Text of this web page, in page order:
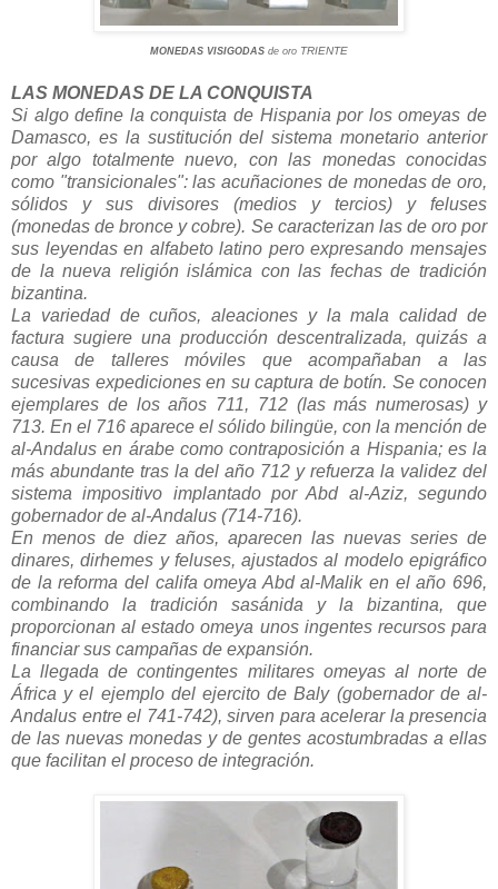
MONEDAS VISIGODAS de oro TRIENTE
LAS MONEDAS DE LA CONQUISTA
Si algo define la conquista de Hispania por los omeyas de
Damasco, es la sustitución del sistema monetario anterior
por algo totalmente nuevo, con las monedas conocidas
como "transicionales": las acuñaciones de monedas de oro,
sólidos y sus divisores (medios y tercios) y feluses
(monedas de bronce y cobre). Se caracterizan las de oro por
sus leyendas en alfabeto latino pero expresando mensajes
de la nueva religión islámica con las fechas de tradición
bizantina.
La variedad de cuños, aleaciones y la mala calidad de
factura sugiere una producción descentralizada, quizás a
causa de talleres móviles que acompañaban a las
sucesivas expediciones en su captura de botín. Se conocen
ejemplares de los años 711, 712 (las más numerosas) y
713. En el 716 aparece el sólido bilingüe, con la mención de
al-Andalus en árabe como contraposición a Hispania; es la
más abundante tras la del año 712 y refuerza la validez del
sistema impositivo implantado por Abd al-Aziz, segundo
gobernador de al-Andalus (714-716).
En menos de diez años, aparecen las nuevas series de
dinares, dirhemes y feluses, ajustados al modelo epigráfico
de la reforma del califa omeya Abd al-Malik en el año 696,
combinando la tradición sasánida y la bizantina, que
proporcionan al estado omeya unos ingentes recursos para
financiar sus campañas de expansión.
La llegada de contingentes militares omeyas al norte de
África y el ejemplo del ejercito de Baly (gobernador de al-
Andalus entre el 741-742), sirven para acelerar la presencia
de las nuevas monedas y de gentes acostumbradas a ellas
que facilitan el proceso de integración.